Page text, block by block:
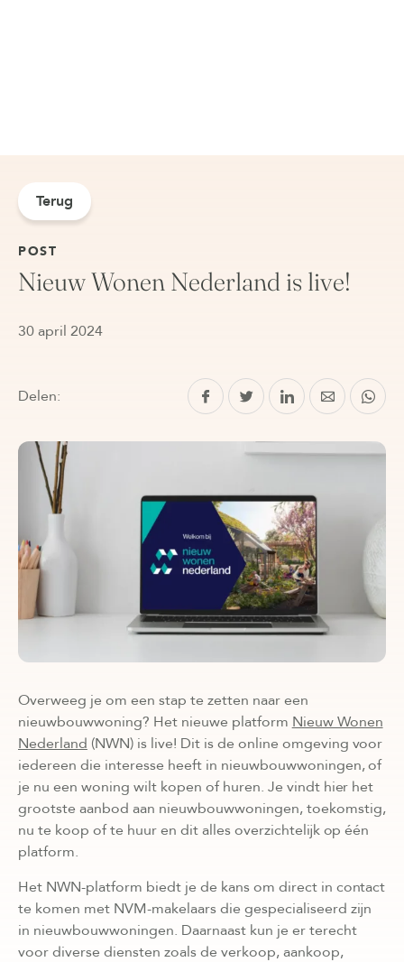
Terug
POST
Nieuw Wonen Nederland is live!
30 april 2024
Delen:
Overweeg je om een stap te zetten naar een
nieuwbouwwoning? Het nieuwe platform Nieuw Wonen
Nederland (NWN) is live! Dit is de online omgeving voor
iedereen die interesse heeft in nieuwbouwwoningen, of
je nu een woning wilt kopen of huren. Je vindt hier het
grootste aanbod aan nieuwbouwwoningen, toekomstig,
nu te koop of te huur en dit alles overzichtelijk op één
platform.
Het NWN-platform biedt je de kans om direct in contact
te komen met NVM-makelaars die gespecialiseerd zijn
in nieuwbouwwoningen. Daarnaast kun je er terecht
voor diverse diensten zoals de verkoop, aankoop,